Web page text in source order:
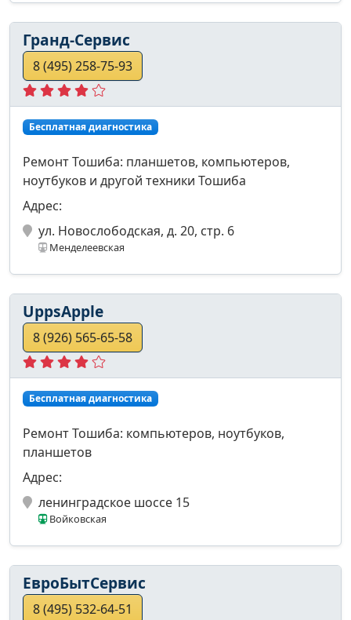
Гранд-Сервис
8 (495) 258-75-93
Бесплатная диагностика
Ремонт Тошиба: планшетов, компьютеров,
ноутбуков и другой техники Тошиба
Адрес:
ул. Новослободская, д. 20, стр. 6
Менделеевская
UppsApple
8 (926) 565-65-58
Бесплатная диагностика
Ремонт Тошиба: компьютеров, ноутбуков,
планшетов
Адрес:
ленинградское шоссе 15
Войковская
ЕвроБытСервис
8 (495) 532-64-51